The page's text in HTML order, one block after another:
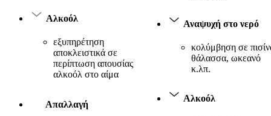
Αλκοόλ
εξυπηρέτηση
αποκλειστικά σε
περίπτωση απουσίας
αλκοόλ στο αίμα
Απαλλαγή
Αναψυχή στο νερό
κολύμβηση σε
θάλασσα, ωκεανό
κ.λπ.
Αλκοόλ